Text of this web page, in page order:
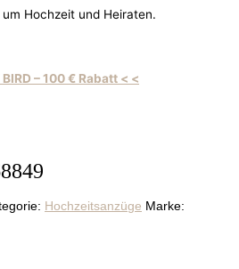
Hochzeit und Heiraten.
BIRD – 100 € Rabatt < <
Hochzeitsanzüge Marke: